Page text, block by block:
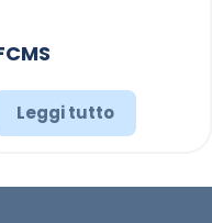
Leggi tutto